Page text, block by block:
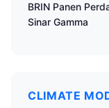
BRIN Panen
Sinar Gamma
CLIMATE